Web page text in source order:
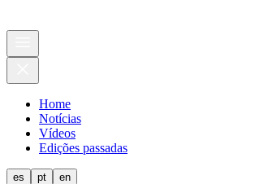
Home
Notícias
Vídeos
Edições passadas
es pt en